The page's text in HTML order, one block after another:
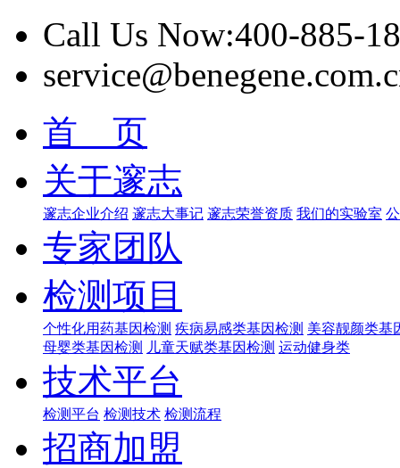
Call Us Now:400-885-
首 页
关于邃志
邃志企业介绍 邃志大事记 邃志荣誉资质 我们的实验室
专家团队
检测项目
个性化用药基因检测 疾病易感类基因检测 美容靓颜类基
母婴类基因检测
儿童天赋类基因检测 运动健身类
技术平台
检测平台 检测技术 检测流程
招商加盟